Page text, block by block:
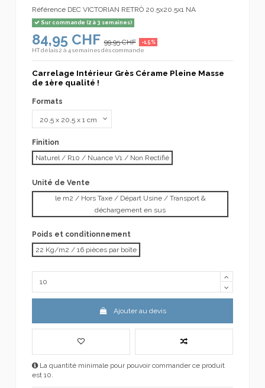
Référence DEC VICTORIAN RETRÒ 20.5x20.5x1 NA
Sur commande (2 à 3 semaines)
84,95 CHF 99,95 CHF -15%
HTdélais 2 à 4 semaines dès commande
Carrelage Intérieur Grès Cérame Pleine Masse
de 1ère qualité !
Formats
Finition
Naturel / R10 / Nuance V1 / Non Rectifié
Unité de Vente
le m2 / Hors Taxe / Départ Usine / Transport &
déchargement en sus
Poids et conditionnement
22 Kg/m2 / 16 pièces par boîte
Ajouter au devis
La quantité minimale pour pouvoir commander ce produit
est 10.